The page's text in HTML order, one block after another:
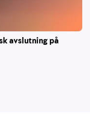
avslutning på